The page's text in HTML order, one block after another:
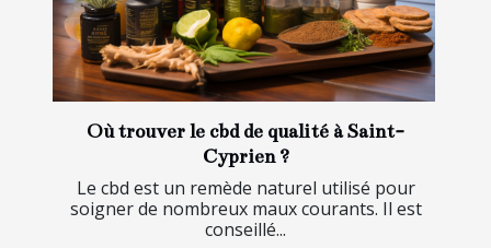
Où trouver le cbd de qualité à Saint-
Cyprien ?
Le cbd est un remède naturel utilisé pour
soigner de nombreux maux courants. Il est
conseillé...